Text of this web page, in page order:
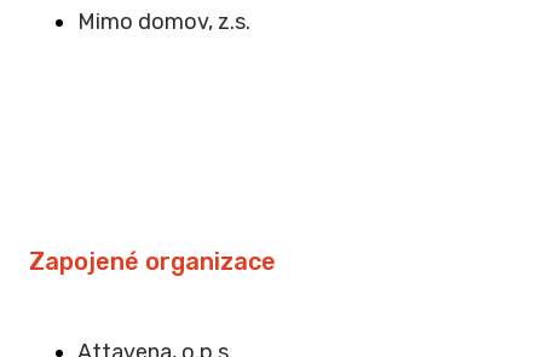
Mimo domov, z.s.
Zapojené organizace